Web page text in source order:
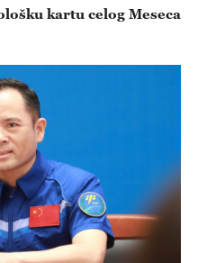
kartu celog Meseca